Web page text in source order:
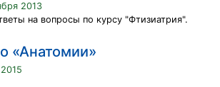
2013
на вопросы по курсу "Фтизиатрия".
«Анатомии»